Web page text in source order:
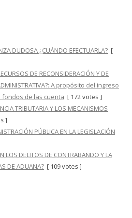
DUDOSA ¿CUÁNDO EFECTUARLA? [
DE RECONSIDERACIÓN Y DE
A propósito del ingreso
fondos de las cuenta [ 172 votes ]
TRIBUTARIA Y LOS MECANISMOS
]
PÚBLICA EN LA LEGISLACIÓN
LOS DELITOS DE CONTRABANDO Y LA
DE ADUANA? [ 109 votes ]